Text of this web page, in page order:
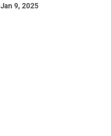
Jan 9, 2025